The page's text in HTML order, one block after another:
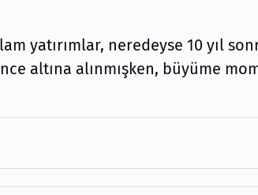
yatırımlar, neredeyse 10 yıl
altına alınmışken, büyüme